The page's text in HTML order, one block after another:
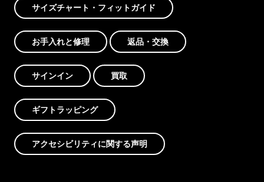
サイズチャート・フィットガイド
お手入れと修理 返品・交換
サインイン 買取
ギフトラッピング
アクセシビリティに関する声明